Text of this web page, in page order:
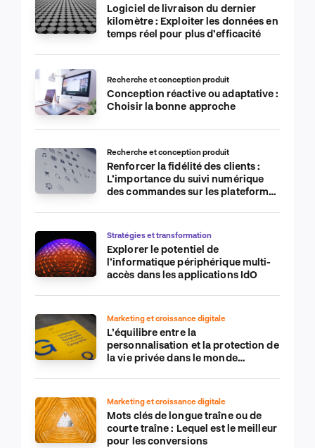
Logiciel de livraison du dernier
kilomètre : Exploiter les données en
temps réel pour plus d’efficacité
Recherche et conception produit
Conception réactive ou adaptative :
Choisir la bonne approche
Recherche et conception produit
Renforcer la fidélité des clients :
L’importance du suivi numérique
des commandes sur les plateformes
Stratégies et transformation
Explorer le potentiel de
l’informatique périphérique multi-
accès dans les applications IdO
Marketing et croissance digitale
L’équilibre entre la
personnalisation et la protection de
la vie privée dans le monde
Marketing et croissance digitale
Mots clés de longue traîne ou de
courte traîne : Lequel est le meilleur
pour les conversions